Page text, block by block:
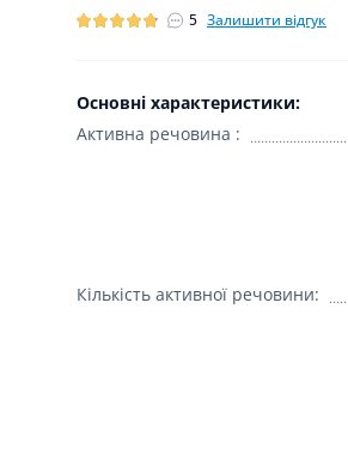
5 Залишити відгук
Основні характеристики:
Активна речовина :
Кількість активної речовини: